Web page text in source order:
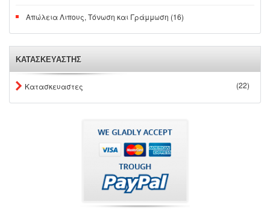
Απώλεια Λιπους, Τόνωση και Γράμμωση (16)
ΚΑΤΑΣΚΕΥΑΣΤΗΣ
Κατασκευαστες (22)